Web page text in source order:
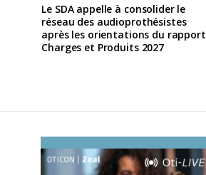
Le SDA appelle à consolider le
réseau des audioprothésistes
après les orientations du rapport
Charges et Produits 2027